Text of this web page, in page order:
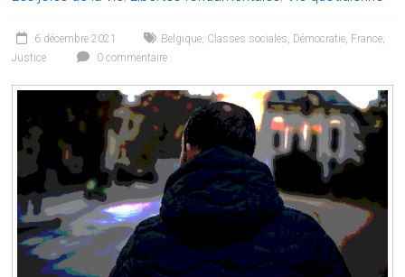
6 décembre 2021 Belgique, Classes sociales, Démocratie, France,
Justice
0 commentaire